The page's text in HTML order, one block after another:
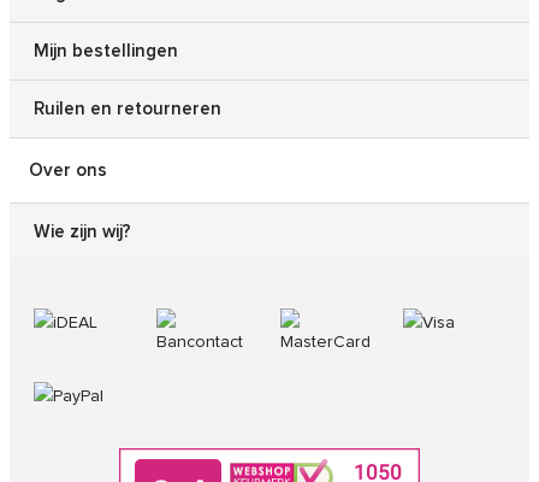
Mijn bestellingen
Ruilen en retourneren
Over ons
Wie zijn wij?